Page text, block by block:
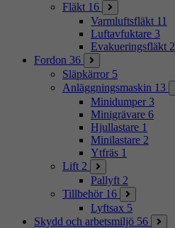
Fläkt 16
Varmluftsfläkt 11
Luftavfuktare 3
Evakueringsfläkt 2
Fordon 36
Släpkärror 5
Anläggningsmaskin 13
Minidumper 3
Minigrävare 6
Hjullastare 1
Minilastare 2
Ytfräs 1
Lift 2
Pallyft 2
Tillbehör 16
Lyftsax 5
Skydd och arbetsmiljö 56